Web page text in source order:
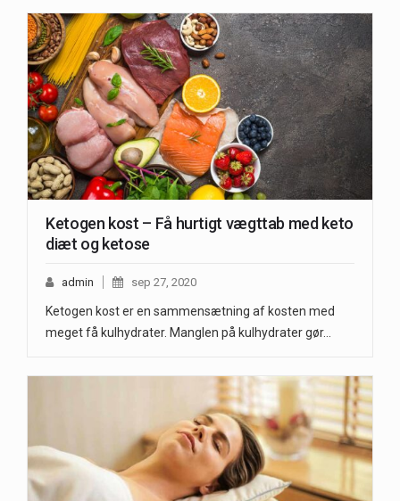
Ketogen kost – Få hurtigt vægttab med keto
diæt og ketose
admin sep 27, 2020
Ketogen kost er en sammensætning af kosten med
meget få kulhydrater. Manglen på kulhydrater gør…